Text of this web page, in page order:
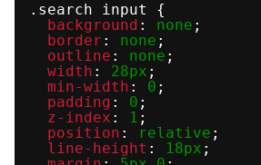
.search input {
background : none ;
border : none ;
outline : none ;
width : 28px ;
min-width : 0 ;
padding : 0 ;
z-index : 1 ;
position : relative ;
line-height : 18px ;